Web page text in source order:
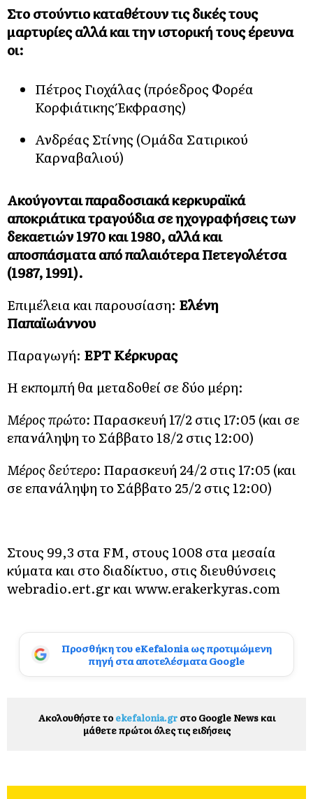
Στο στούντιο καταθέτουν τις δικές τους
μαρτυρίες αλλά και την ιστορική τους έρευνα
οι:
Πέτρος Γιοχάλας (πρόεδρος Φορέα
Κορφιάτικης Έκφρασης)
Ανδρέας Στίνης (Ομάδα Σατιρικού
Καρναβαλιού)
Ακούγονται παραδοσιακά κερκυραϊκά
αποκριάτικα τραγούδια σε ηχογραφήσεις των
δεκαετιών 1970 και 1980, αλλά και
αποσπάσματα από παλαιότερα Πετεγολέτσα
(1987, 1991).
Επιμέλεια και παρουσίαση: Ελένη
Παπαϊωάννου
Παραγωγή: ΕΡΤ Κέρκυρας
Η εκπομπή θα μεταδοθεί σε δύο μέρη:
Μέρος πρώτο: Παρασκευή 17/2 στις 17:05 (και σε
επανάληψη το Σάββατο 18/2 στις 12:00)
Μέρος δεύτερο: Παρασκευή 24/2 στις 17:05 (και
σε επανάληψη το Σάββατο 25/2 στις 12:00)
Στους 99,3 στα FM, στους 1008 στα μεσαία
κύματα και στο διαδίκτυο, στις διευθύνσεις
webradio.ert.gr καιwww.erakerkyras.com
Προσθήκη του eKefalonia ως προτιμώμενη
πηγή στα αποτελέσματα Google
Ακολουθήστε το ekefalonia.grστο Google News και
μάθετε πρώτοι όλες τις ειδήσεις